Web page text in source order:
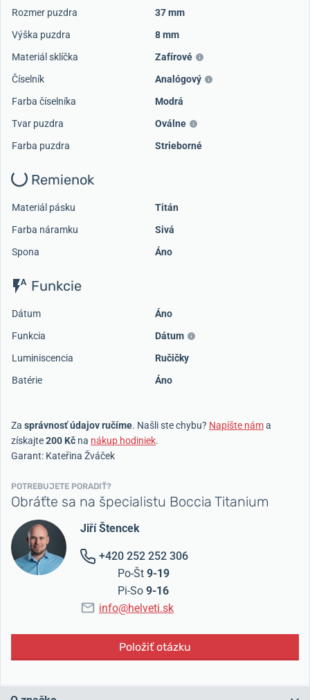
Rozmer puzdra
37 mm
Výška puzdra
8 mm
Materiál sklíčka
Zafírové
Číselník
Analógový
Farba číselníka
Modrá
Tvar puzdra
Oválne
Farba puzdra
Strieborné
Remienok
Materiál pásku
Titán
Farba náramku
Sivá
Spona
Áno
Funkcie
Dátum
Áno
Funkcia
Dátum
Luminiscencia
Ručičky
Batérie
Áno
Za správnosť údajov ručíme. Našli ste chybu? Napíšte náma
získajte200 Kč na nákup hodiniek.
Garant: Kateřina Žváček
POTREBUJETE PORADIŤ?
Obráťte sa na špecialistu Boccia Titanium
Jiří Štencek
+420 252 252 306
Po-Št 9-19
Pi-So 9-16
info@helveti.sk
Položiť otázku